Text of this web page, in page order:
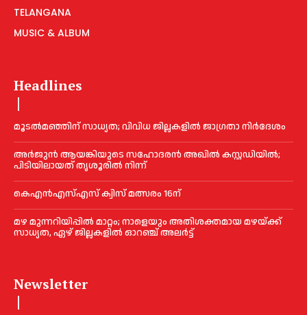
TELANGANA
MUSIC & ALBUM
Headlines
മൂടൽമഞ്ഞിന് സാധ്യത; വിവിധ ജില്ലകളിൽ ജാഗ്രതാ നിർദേശം
അര്‍ജുന്‍ ആയങ്കിയുടെ സഹോദരന്‍ അഖില്‍ കസ്റ്റഡിയില്‍;
പിടിയിലായത് തൃശൂരില്‍ നിന്ന്
കെഎൻഎസ്എസ് ക്വിസ് മത്സരം 16ന്
മഴ മുന്നറിയിപ്പിൽ മാറ്റം; നാളെയും അതിശക്തമായ മഴയ്ക്ക്
സാധ്യത, ഏഴ് ജില്ലകളിൽ ഓറഞ്ച് അലർട്ട്
Newsletter